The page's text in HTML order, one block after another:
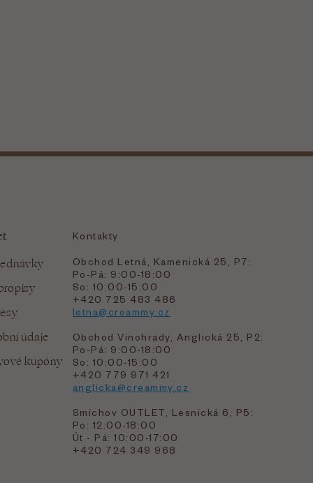
údaje
kupóny
Kontakty
Obchod Letná, Kamenická 25, P7:
Po-Pá: 9:00-18:00
So: 10:00-15:00
+420 725 483 486
letna@creammy.cz
Obchod Vinohrady, Anglická 25, P2:
Po-Pá: 9:00-18:00
So: 10:00-15:00
+420 779 971 421
anglicka@creammy.cz
Smíchov OUTLET, Lesnická 6, P5:
Po: 12:00-18:00
Út - Pá: 10:00-17:00
+420 724 349 968